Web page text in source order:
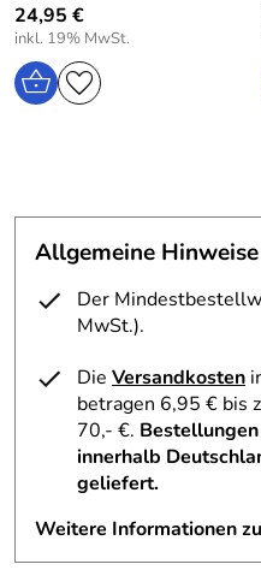
24,95 €
inkl. 19% MwSt.
Allgemeine
Der
MwSt.).
Die Versandkosten
betragen 6,95 € bis
70,- €.
innerhalb
geliefert.
Weitere Informationen